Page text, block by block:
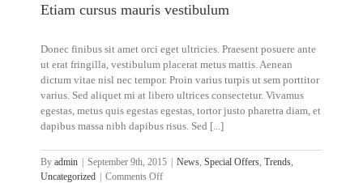
Etiam cursus mauris vestibulum
Donec finibus sit amet orci eget ultricies. Praesent posuere ante
ut erat fringilla, vestibulum placerat metus mattis. Aenean
dictum vitae nisl nec tempor. Proin varius turpis ut sem porttitor
varius. Sed aliquet mi at libero ultrices consectetur. Vivamus
egestas, metus quis egestas egestas, tortor justo pharetra diam, et
dapibus massa nibh dapibus risus. Sed [...]
By admin | September 9th, 2015 | News Special Offers Trends
Uncategorized | Comments Offon